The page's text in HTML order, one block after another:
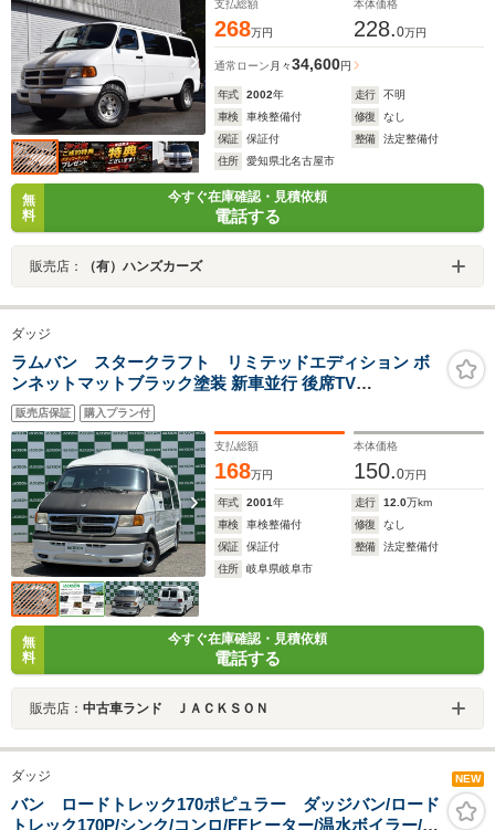
支払総額
268万円
本体価格
228.0万円
通常ローン 月々34,600円
年式 2002年 走行
不明
車検
車検整備付 修復
なし
保証
保証付 整備
法定整備付
住所
愛知県北名古屋市
無
料
今すぐ在庫確認・見積依頼
電話する
販売店： （有）ハンズカーズ
ダッジ
ラムバン スタークラフト リミテッドエディション ボ
ンネットマットブラック塗装 新車並行 後席TV
Panasonicナビ バックカメラ ベージュレザーシート ETC
純正AW ステアリングスイッチ
販売店保証 購入プラン付
支払総額
168万円
本体価格
150.0万円
年式 2001年 走行 12.0万km
車検
車検整備付 修復
なし
保証
保証付 整備
法定整備付
住所
岐阜県岐阜市
無
料
今すぐ在庫確認・見積依頼
電話する
販売店： 中古車ランド ＪＡＣＫＳＯＮ
ダッジ NEW
バン ロードトレック170ポピュラー ダッジバン/ロード
トレック170P/シンク/コンロ/FFヒーター/温水ボイラー/シ